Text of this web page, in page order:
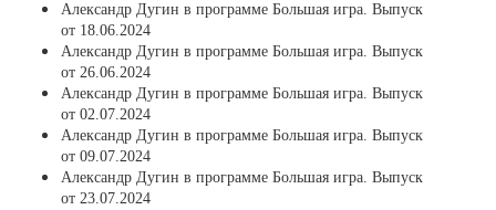
Александр Дугин в программе Большая игра. Выпуск
от 18.06.2024
Александр Дугин в программе Большая игра. Выпуск
от 26.06.2024
Александр Дугин в программе Большая игра. Выпуск
от 02.07.2024
Александр Дугин в программе Большая игра. Выпуск
от 09.07.2024
Александр Дугин в программе Большая игра. Выпуск
от 23.07.2024